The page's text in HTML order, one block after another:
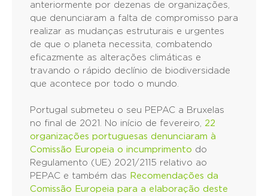
anteriormente por dezenas de organizações,
que denunciaram a falta de compromisso para
realizar as mudanças estruturais e urgentes
de que o planeta necessita, combatendo
eficazmente as alterações climáticas e
travando o rápido declínio de biodiversidade
que acontece por todo o mundo.
Portugal submeteu o seu PEPAC a Bruxelas
no final de 2021. No início de fevereiro, 22
organizações portuguesas denunciaram à
Comissão Europeia o incumprimento do
Regulamento (UE) 2021/2115 relativo ao
PEPAC e também das Recomendações da
Comissão Europeia para a elaboração deste